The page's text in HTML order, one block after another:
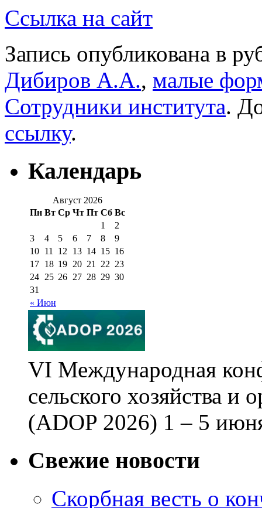
Ссылка на сайт
Запись опубликована в
Дибиров А.А., малые
Сотрудники института.
ссылку.
Календарь
Август 2026
Пн Вт Ср Чт Пт Сб Вс
« Июн
1
2
3
4 5 6 7 8
9
10 11 12 13 14 15 16
17 18 19 20 21 22 23
24 25 26 27 28 29 30
31
VI Международная
сельского хозяйства и
(ADOP 2026) 1 – 5
Свежие новости
Скорбная весть о